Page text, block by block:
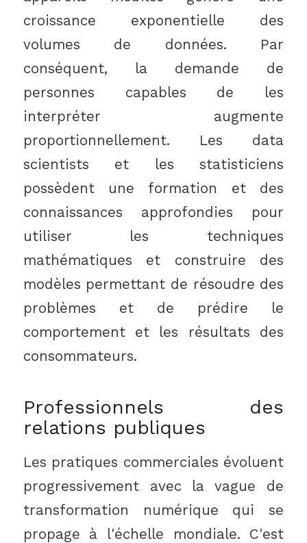
croissance exponentielle des
volumes de données. Par
conséquent, la demande de
personnes capables de les
interpréter augmente
proportionnellement. Les data
scientists et les statisticiens
possèdent une formation et des
connaissances approfondies pour
utiliser les techniques
mathématiques et construire des
modèles permettant de résoudre des
problèmes et de prédire le
comportement et les résultats des
consommateurs.
Professionnels des
relations publiques
Les pratiques commerciales évoluent
progressivement avec la vague de
transformation numérique qui se
propage à l'échelle mondiale. C'est